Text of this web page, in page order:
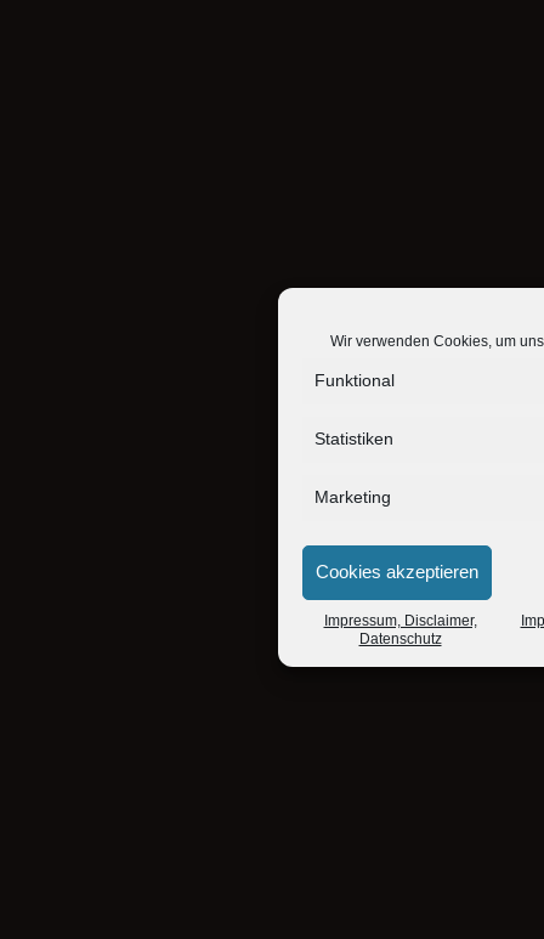
Wir verwenden Cookies, um
Funktional
Statistiken
Marketing
Cookies akzeptieren
Impressum, Disclaimer,
Datenschutz